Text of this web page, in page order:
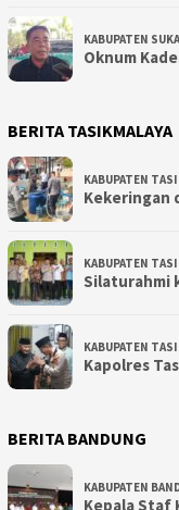
KABUPATEN
Oknum
BERITA TASIKMALAYA
KABUPATEN
Kekeringan
KABUPATEN
Silaturahmi
KABUPATEN
Kapolres
BERITA BANDUNG
KABUPATEN
Kepala Staf